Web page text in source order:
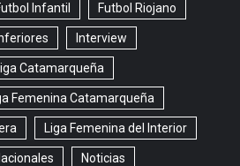
Infantil Futbol Riojano
Interview
Catamarqueña
Femenina Catamarqueña
Liga Femenina del Interior
Noticias